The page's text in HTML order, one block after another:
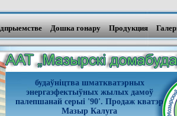
Дошка гонару Продукция
будаўніцтва шматкватэрных
энергаэфектыўных жылых дамоў
палепшанай серыі '90'. Продаж кватэр
Мазыр Калуга